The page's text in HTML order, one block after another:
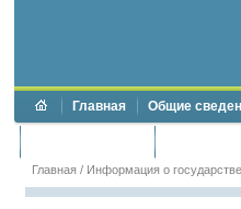
Главная Общие
Главная / Информация о